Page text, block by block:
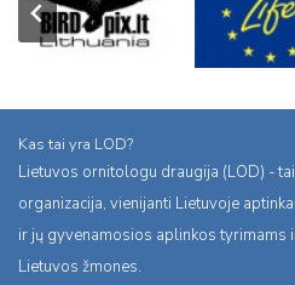
Kas tai yra LOD?
Lietuvos ornitologu draugija (LOD) -
organizacija, vienijanti Lietuvoje
ir jų gyvenamosios aplinkos tyrimams
Lietuvos žmones.